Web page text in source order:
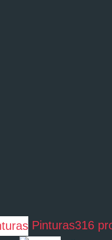
Pinturas316